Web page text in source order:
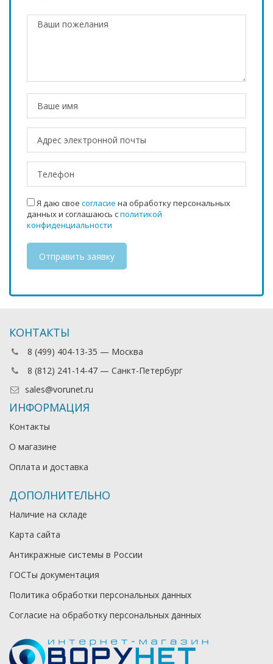
Я даю свое согласие на обработку персональных
данных и соглашаюсь сполитикой
конфиденциальности
КОНТАКТЫ
8 (499) 404-13-35 — Москва
8 (812) 241-14-47 — Санкт-Петербург
sales@vorunet.ru
ИНФОРМАЦИЯ
Контакты
О магазине
Оплата и доставка
ДОПОЛНИТЕЛЬНО
Наличие на складе
Карта сайта
Антикражные системы в России
ГОСТы документация
Политика обработки персональных данных
Согласие на обработку персональных данных